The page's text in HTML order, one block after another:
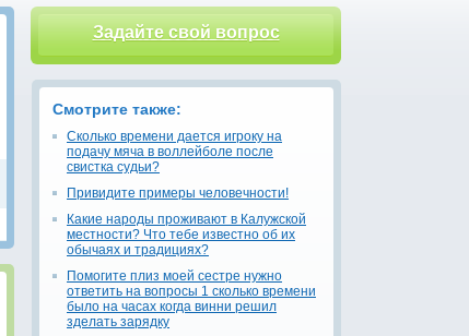
Задайте свой вопрос
Смотрите также:
Сколько времени дается игроку на
подачу мяча в воллейболе после
свистка судьи?
Привидите примеры человечности!
Какие народы проживают в Калужской
местности? Что тебе известно об их
обычаях и традициях?
Помогите плиз моей сестре нужно
ответить на вопросы 1 сколько времени
было на часах когда винни решил
зделать зарядку